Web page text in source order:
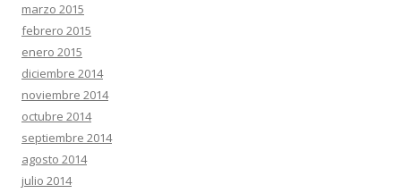
marzo 2015
febrero 2015
enero 2015
diciembre 2014
noviembre 2014
octubre 2014
septiembre 2014
agosto 2014
julio 2014